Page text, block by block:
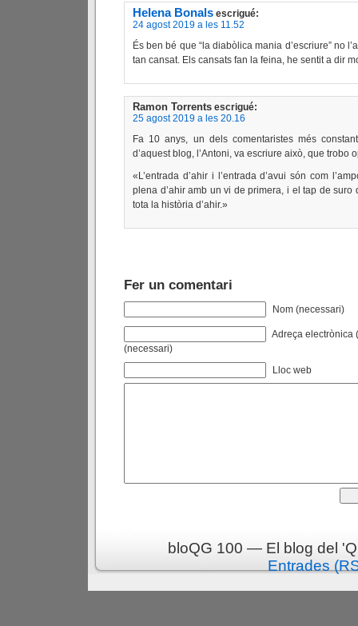
Helena Bonals escrigué:
24 agost 2019 a les 11.52
És ben bé que “la diabòlica mania d’escriure” no
tan cansat. Els cansats fan la feina, he sentit a dir
Ramon Torrents escrigué:
25 agost 2019 a les 20.16
Fa 10 anys, un dels comentaristes més
d’aquest blog, l’Antoni, va escriure això, que trobo
«L’entrada d’ahir i l’entrada d’avui són com
plena d’ahir amb un vi de primera, i el tap de suro
tota la història d’ahir.»
Fer un comentari
Nom (necessari)
Adreça electrònica
(necessari)
Lloc web
bloQG 100 — El blog del
Entrades